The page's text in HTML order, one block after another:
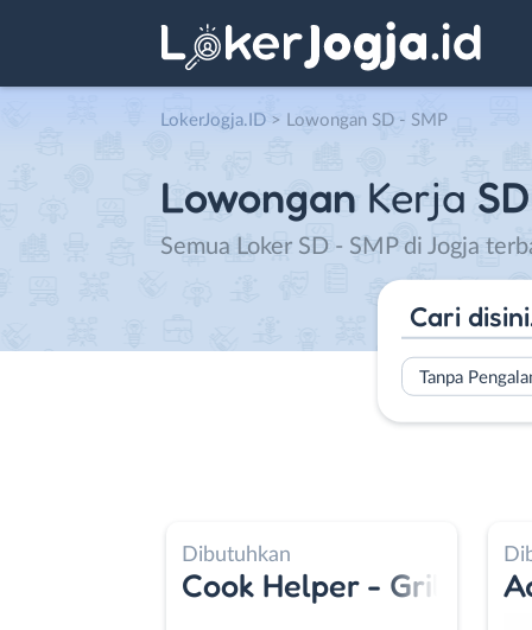
LokerJogja.ID > Lowongan SD - SMP
Lowongan Kerja
Semua Loker SD - SMP di Jogja
Tanpa
Outlet - Crew Kitchen
Helper - Grill - Cleaning Service
Dibutuhkan
Account Officer